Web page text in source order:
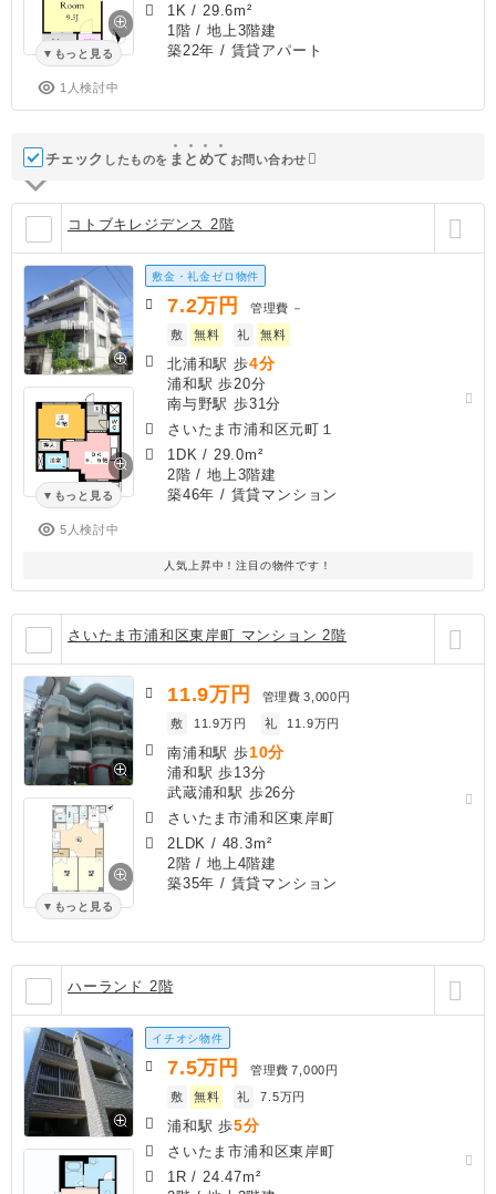
もっと見る
1人検討中
1K / 29.6m²
1階 / 地上3階建
築22年 / 賃貸アパート
チェック したものを ま と めて お問い合わせ
コトブキレジデンス 2階
もっと見る
5人検討中
敷金・礼金ゼロ物件
7.2万円 管理費 －
敷
無料 礼 無料
北浦和駅 歩4分
浦和駅 歩20分
南与野駅 歩31分
さいたま市浦和区元町１
1DK / 29.0m²
2階 / 地上3階建
築46年 / 賃貸マンション
人気上昇中！注目の物件です！
さいたま市浦和区東岸町 マンション 2階
もっと見る
11.9万円 管理費 3,000円
敷
11.9万円 礼 11.9万円
南浦和駅 歩10分
浦和駅 歩13分
武蔵浦和駅 歩26分
さいたま市浦和区東岸町
2LDK / 48.3m²
2階 / 地上4階建
築35年 / 賃貸マンション
ハーランド 2階
イチオシ物件
7.5万円 管理費 7,000円
敷
無料 礼 7.5万円
浦和駅 歩5分
さいたま市浦和区東岸町
1R / 24.47m²